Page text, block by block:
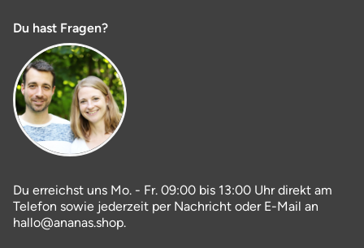
Du hast Fragen?
Du erreichst uns Mo. - Fr. 09:00 bis 13:00 Uhr direkt am
Telefon sowie jederzeit per Nachricht oder E-Mail an
hallo@ananas.shop.